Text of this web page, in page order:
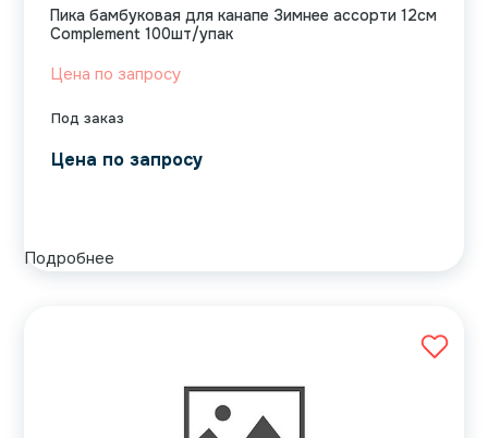
Под заказ
Пика бамбуковая для канапе Зимнее ассорти 12см
Complement 100шт/упак
Цена по запросу
Цена по запросу
Подробнее